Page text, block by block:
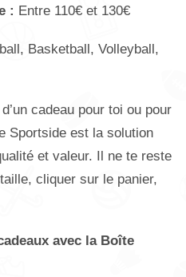
: Entre 110€ et 130€
Basketball, Volleyball,
cadeau pour toi ou pour
Sportside est la solution
et valeur. Il ne te reste
cliquer sur le panier,
avec la Boîte